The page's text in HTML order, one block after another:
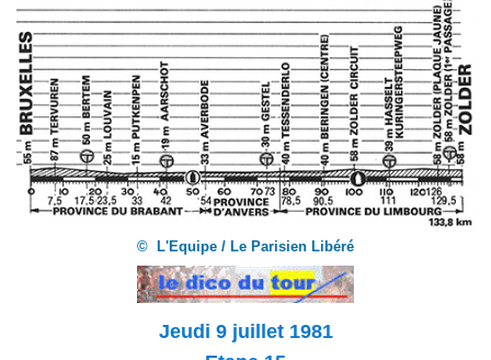
© L'Equipe / Le Parisien Libéré
Jeudi 9 juillet 1981